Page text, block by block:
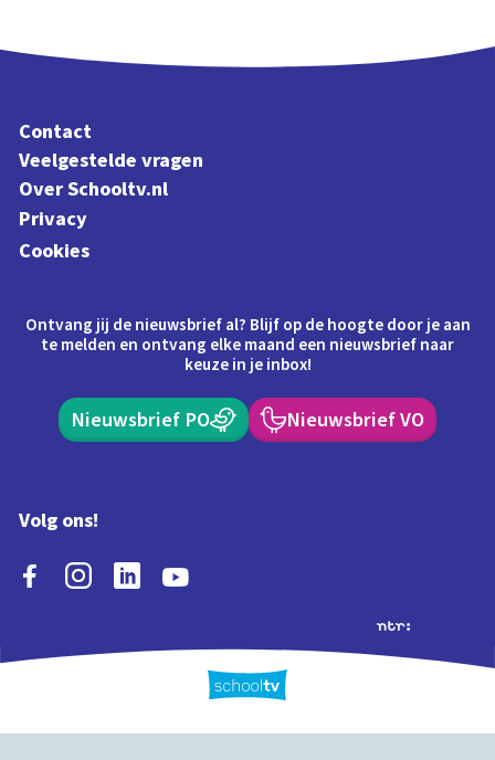
Contact
Veelgestelde vragen
Over Schooltv.nl
Privacy
Cookies
Ontvang jij de nieuwsbrief al? Blijf op de hoogte door je aan
te melden en ontvang elke maand een nieuwsbrief naar
keuze in je inbox!
Nieuwsbrief PO Nieuwsbrief VO
Volg ons!